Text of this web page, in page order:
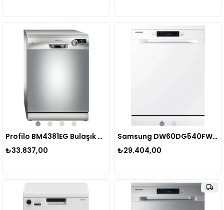
Profilo BM4381EG Bulaşık Makinesi
₺33.837,00
Samsung DW60DG540FWQTR Beyaz Bulaşık Makinesi
₺29.404,00